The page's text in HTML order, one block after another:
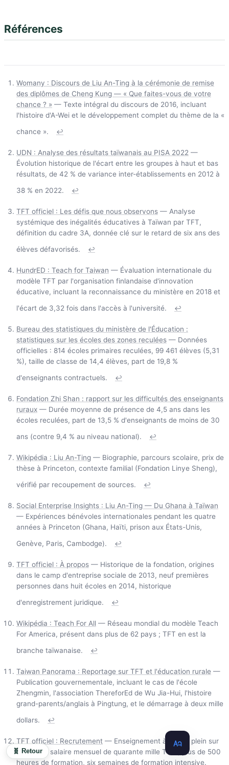
Références
Womany : Discours de Liu An-Ting à la cérémonie de remise
des diplômes de Cheng Kung — « Que faites-vous de votre
chance ? » — Texte intégral du discours de 2016, incluant
l'histoire d'A-Wei et le développement complet du thème de la «
chance ».
↩
UDN : Analyse des résultats taïwanais au PISA 2022 —
Évolution historique de l'écart entre les groupes à haut et bas
résultats, de 42 % de variance inter-établissements en 2012 à
38 % en 2022.
↩
TFT officiel : Les défis que nous observons — Analyse
systémique des inégalités éducatives à Taïwan par TFT,
définition du cadre 3A, donnée clé sur le retard de six ans des
élèves défavorisés.
↩
HundrED : Teach for Taiwan — Évaluation internationale du
modèle TFT par l'organisation finlandaise d'innovation
éducative, incluant la reconnaissance du ministère en 2018 et
l'écart de 3,32 fois dans l'accès à l'université.
↩
Bureau des statistiques du ministère de l'Éducation :
statistiques sur les écoles des zones reculées — Données
officielles : 814 écoles primaires reculées, 99 461 élèves (5,31
%), taille de classe de 14,4 élèves, part de 19,8 %
d'enseignants contractuels.
↩
Fondation Zhi Shan : rapport sur les difficultés des enseignants
ruraux — Durée moyenne de présence de 4,5 ans dans les
écoles reculées, part de 13,5 % d'enseignants de moins de 30
ans (contre 9,4 % au niveau national).
↩
Wikipédia : Liu An-Ting — Biographie, parcours scolaire, prix de
thèse à Princeton, contexte familial (Fondation Linye Sheng),
vérifié par recoupement de sources.
↩
Social Enterprise Insights : Liu An-Ting — Du Ghana à Taïwan
— Expériences bénévoles internationales pendant les quatre
années à Princeton (Ghana, Haïti, prison aux États-Unis,
Genève, Paris, Cambodge).
↩
TFT officiel : À propos — Historique de la fondation, origines
dans le camp d'entreprise sociale de 2013, neuf premières
personnes dans huit écoles en 2014, historique
d'enregistrement juridique.
↩
Wikipédia : Teach For All — Réseau mondial du modèle Teach
For America, présent dans plus de 62 pays ; TFT en est la
branche taïwanaise.
↩
Taiwan Panorama : Reportage sur TFT et l'éducation rurale —
Publication gouvernementale, incluant le cas de l'école
Zhengmin, l'association ThereforEd de Wu Jia-Hui, l'histoire
grand-parents/anglais à Pingtung, et le démarrage à deux mille
dollars.
↩
TFT officiel : Recrutement — Enseignement à temps plein sur
deux ans, salaire mensuel de quarante mille TWD, plus de 500
heures de formation, six semaines de formation intensive.
🧬 Retour